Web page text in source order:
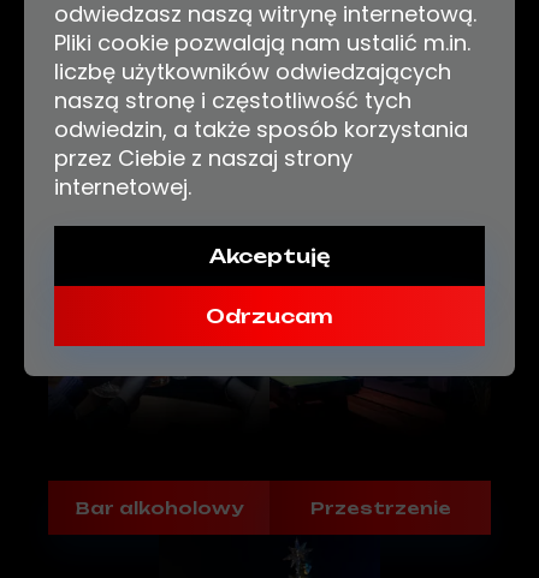
Atrakcje Kuchnia
Bar alkoholowy Przestrzenie
odwiedzasz naszą witrynę internetową.
Pliki cookie pozwalają nam ustalić m.in.
liczbę użytkowników odwiedzających
naszą stronę i częstotliwość tych
odwiedzin, a także sposób korzystania
przez Ciebie z naszaj strony
internetowej.
Akceptuję
Odrzucam